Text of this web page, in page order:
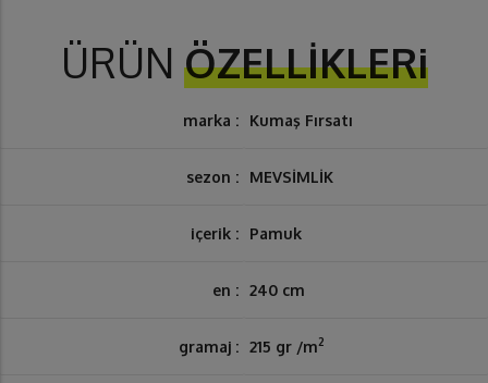
ÜRÜN ÖZELLİKLERi
marka : Kumaş Fırsatı
sezon : MEVSİMLİK
içerik : Pamuk
en : 240 cm
gramaj : 215 gr /m2